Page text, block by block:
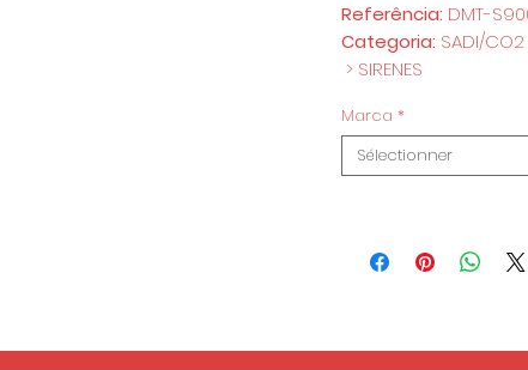
Referência: DMT-
Categoria: SADI/CO2
> SIRENES
Marca *
Sélectionner